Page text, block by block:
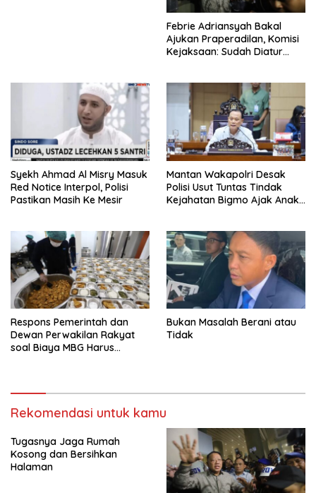
Febrie Adriansyah Bakal
Ajukan Praperadilan, Komisi
Kejaksaan: Sudah Diatur
Syekh Ahmad Al Misry Masuk
Red Notice Interpol, Polisi
Pastikan Masih Ke Mesir
Mantan Wakapolri Desak
Polisi Usut Tuntas Tindak
Kejahatan Bigmo Ajak Anak
Respons Pemerintah dan
Dewan Perwakilan Rakyat
soal Biaya MBG Harus
Bukan Masalah Berani atau
Tidak
Rekomendasi untuk kamu
Tugasnya Jaga Rumah
Kosong dan Bersihkan
Halaman